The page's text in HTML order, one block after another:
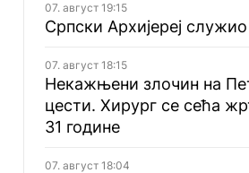
07. август 19:15
Српски Архијереј служио
07. август 18:15
Некажњени злочин на
цести. Хирург се сећа
31 године
07. август 18:04